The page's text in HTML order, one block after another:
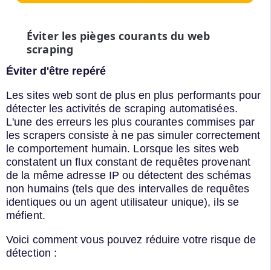
Éviter les pièges courants du web
scraping
Éviter d'être repéré
Les sites web sont de plus en plus performants pour
détecter les activités de scraping automatisées.
L'une des erreurs les plus courantes commises par
les scrapers consiste à ne pas simuler correctement
le comportement humain. Lorsque les sites web
constatent un flux constant de requêtes provenant
de la même adresse IP ou détectent des schémas
non humains (tels que des intervalles de requêtes
identiques ou un agent utilisateur unique), ils se
méfient.
Voici comment vous pouvez réduire votre risque de
détection :